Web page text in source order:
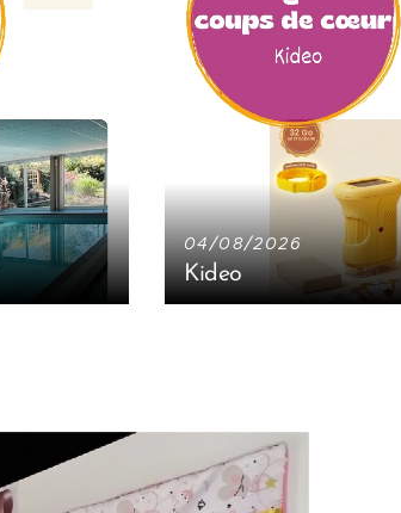
04/08/2026
Kideo